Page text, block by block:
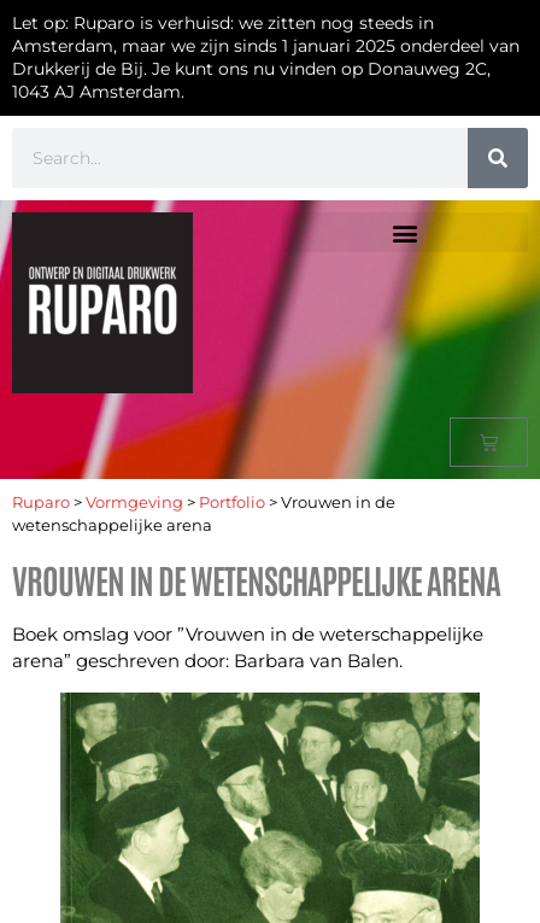
Let op: Ruparo is verhuisd: we zitten nog steeds in
Amsterdam, maar we zijn sinds 1 januari 2025 onderdeel van
Drukkerij de Bij. Je kunt ons nu vinden op Donauweg 2C,
1043 AJ Amsterdam.
Ruparo > Vormgeving > Portfolio > Vrouwen in de
wetenschappelijke arena
VROUWEN IN DE WETENSCHAPPELIJKE ARENA
Boek omslag voor ”Vrouwen in de weterschappelijke
arena” geschreven door: Barbara van Balen.